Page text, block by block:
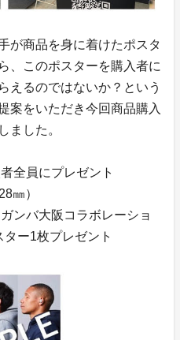
が商品を身に着けたポスタ
、このポスターを購入者に
えるのではないか？という
案をいただき今回商品購入
ました。
全員にプレゼント
㎜）
ンバ大阪コラボレーショ
ー1枚プレゼント